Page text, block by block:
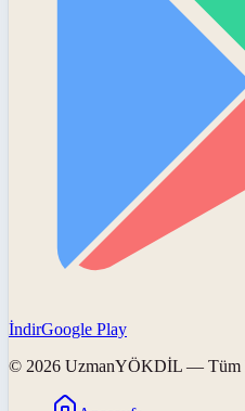
İndirGoogle Play
© 2026 UzmanYÖKDİL — Tüm